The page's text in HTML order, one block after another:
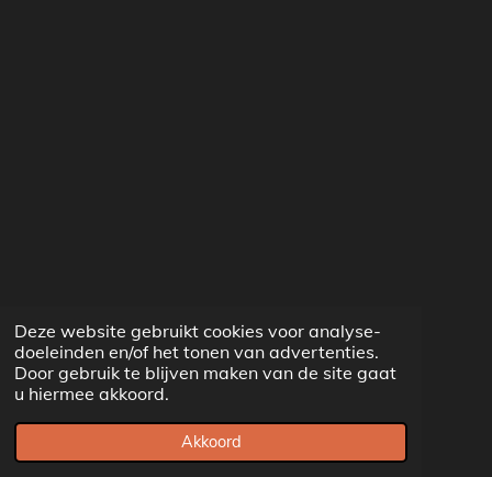
Deze website gebruikt cookies voor analyse-
doeleinden en/of het tonen van advertenties.
Door gebruik te blijven maken van de site gaat
u hiermee akkoord.
Akkoord